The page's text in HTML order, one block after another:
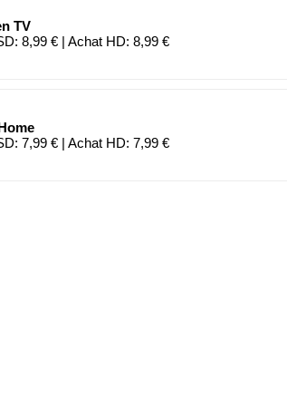
TV
8,99 € | Achat HD: 8,99 €
7,99 € | Achat HD: 7,99 €